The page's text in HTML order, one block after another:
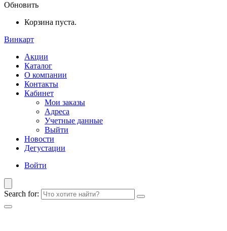
Обновить
Корзина пуста.
Винкарт
Акции
Каталог
О компании
Контакты
Кабинет
Мои заказы
Адреса
Учетные данные
Выйти
Новости
Дегустации
Войти
Search for: